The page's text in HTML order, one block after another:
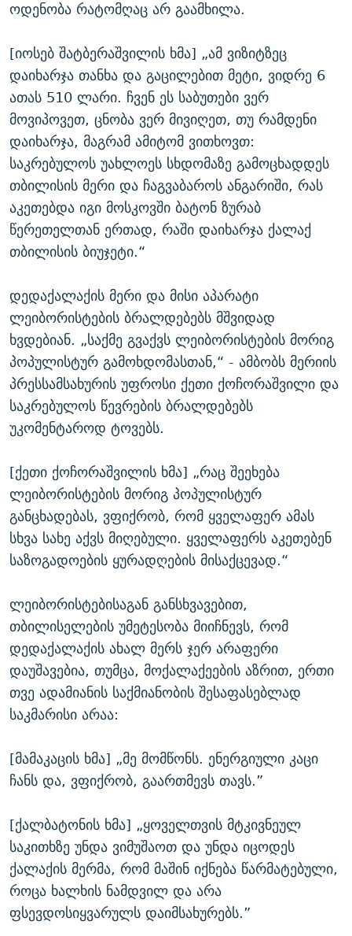
ოდენობა რატომღაც არ გაამხილა.
[იოსებ შატბერაშვილის ხმა] „ამ ვიზიტზეც
დაიხარჯა თანხა და გაცილებით მეტი, ვიდრე 6
ათას 510 ლარი. ჩვენ ეს საბუთები ვერ
მოვიპოვეთ, ცნობა ვერ მივიღეთ, თუ რამდენი
დაიხარჯა, მაგრამ ამიტომ ვითხოვთ:
საკრებულოს უახლოეს სხდომაზე გამოცხადდეს
თბილისის მერი და ჩაგვაბაროს ანგარიში, რას
აკეთებდა იგი მოსკოვში ბატონ ზურაბ
წერეთელთან ერთად, რაში დაიხარჯა ქალაქ
თბილისის ბიუჯეტი.“
დედაქალაქის მერი და მისი აპარატი
ლეიბორისტების ბრალდებებს მშვიდად
ხვდებიან. „საქმე გვაქვს ლეიბორისტების მორიგ
პოპულისტურ გამოხდომასთან,“ - ამბობს მერიის
პრესსამსახურის უფროსი ქეთი ქოჩორაშვილი და
საკრებულოს წევრების ბრალდებებს
უკომენტაროდ ტოვებს.
[ქეთი ქოჩორაშვილის ხმა] „რაც შეეხება
ლეიბორისტების მორიგ პოპულისტურ
განცხადებას, ვფიქრობ, რომ ყველაფერ ამას
სხვა სახე აქვს მიღებული. ყველაფერს აკეთებენ
საზოგადოების ყურადღების მისაქცევად.“
ლეიბორისტებისაგან განსხვავებით,
თბილისელების უმეტესობა მიიჩნევს, რომ
დედაქალაქის ახალ მერს ჯერ არაფერი
დაუშავებია, თუმცა, მოქალაქეების აზრით, ერთი
თვე ადამიანის საქმიანობის შესაფასებლად
საკმარისი არაა:
[მამაკაცის ხმა] „მე მომწონს. ენერგიული კაცი
ჩანს და, ვფიქრობ, გაართმევს თავს.”
[ქალბატონის ხმა] „ყოველთვის მტკივნეულ
საკითხზე უნდა ვიმუშაოთ და უნდა იცოდეს
ქალაქის მერმა, რომ მაშინ იქნება წარმატებული,
როცა ხალხის ნამდვილ და არა
ფსევდოსიყვარულს დაიმსახურებს.”